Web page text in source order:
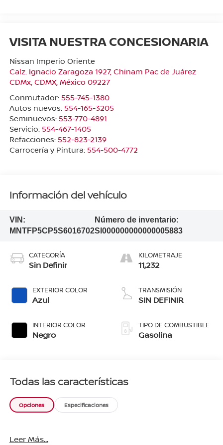
VISITA NUESTRA CONCESIONARIA
Nissan Imperio Oriente
Calz. Ignacio Zaragoza 1927, Chinam Pac de Juárez
CDMx, CDMX, México 09227
Conmutador: 555-745-1380
Autos nuevos: 554-165-3205
Seminuevos: 553-770-4891
Servicio: 554-467-1405
Refacciones: 552-823-2139
Carrocería y Pintura: 554-500-4772
Información del vehículo
VIN:
MNTFP5CP5S6016702
Número de inventario:
SI000000000000005883
CATEGORÍA
Sin Definir
EXTERIOR COLOR
Azul
INTERIOR COLOR
Negro
KILOMETRAJE
11,232
TRANSMISIÓN
SIN DEFINIR
TIPO DE COMBUSTIBLE
Gasolina
Todas las características
Opciones Especificaciones
Leer Más...